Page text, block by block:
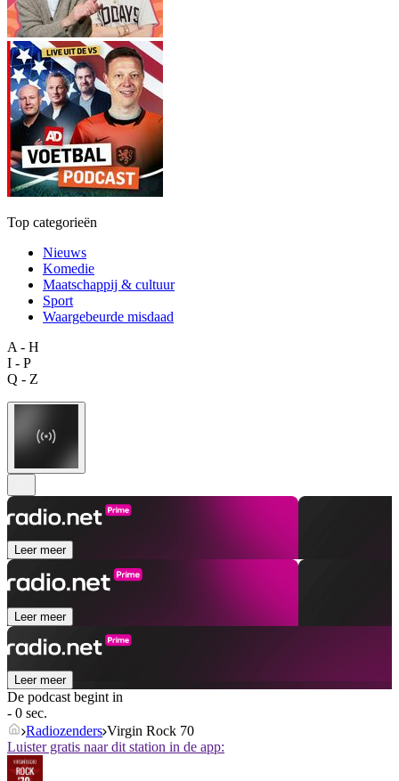
Top categorieën
Nieuws
Komedie
Maatschappij & cultuur
Sport
Waargebeurde misdaad
A - H
I - P
Q - Z
Leer meer
Leer meer
Leer meer
De podcast begint in
- 0 sec.
Radiozenders Virgin Rock 70
Luister gratis naar dit station in de app: